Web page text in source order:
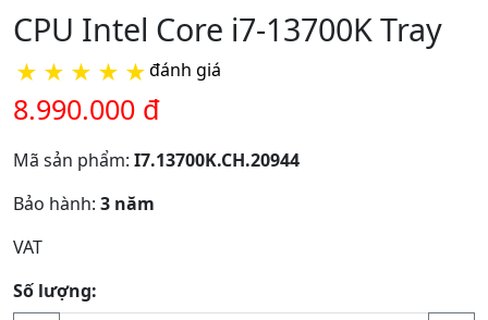
CPU Intel Core i7-13700K Tray
★ ★ ★ ★ ★đánh giá
8.990.000 đ
Mã sản phẩm: I7.13700K.CH.20944
Bảo hành: 3 năm
VAT
Số lượng: